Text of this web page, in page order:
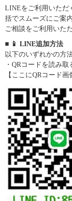
LINEをご利用いただ
括でスムーズにご案
ご相談をご利用いた
■ 📱 LINE追加方法
以下のいずれかの方
・QRコードを読み取
【ここにQRコード画